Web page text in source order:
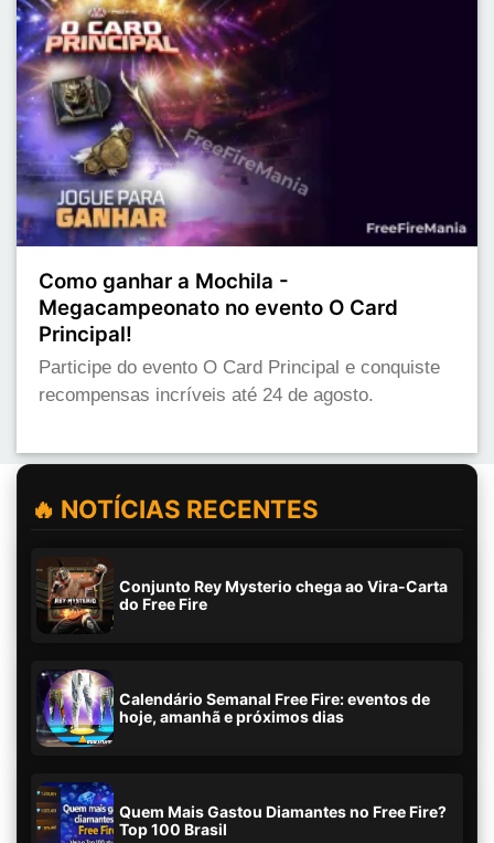
Como ganhar a Mochila -
Megacampeonato no evento O Card
Principal!
Participe do evento O Card Principal e conquiste
recompensas incríveis até 24 de agosto.
🔥 NOTÍCIAS RECENTES
Conjunto Rey Mysterio chega ao Vira-Carta
do Free Fire
Calendário Semanal Free Fire: eventos de
hoje, amanhã e próximos dias
Quem Mais Gastou Diamantes no Free Fire?
Top 100 Brasil